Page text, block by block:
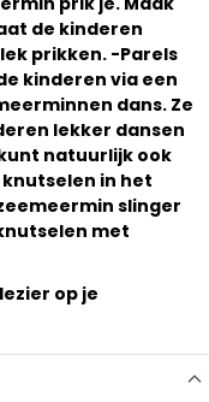
de kinderen
prikken. -Parels
kinderen via een
dans. Ze
lekker dansen
natuurlijk ook
in het
slinger
met
op je